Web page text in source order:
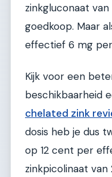
zinkgluconaat
goedkoop. Maar
effectief 6 mg
Kijk voor een
beschikbaarheid
chelated zink
dosis heb je dus
op 12 cent per
zinkpicolinaat van